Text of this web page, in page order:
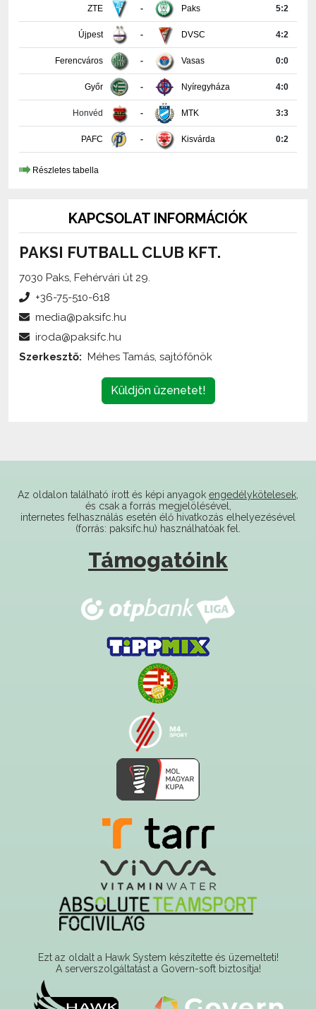
ZTE - Paks 5:2
Újpest - DVSC 4:2
Ferencváros - Vasas 0:0
Győr - Nyíregyháza 4:0
Honvéd - MTK 3:3
PAFC - Kisvárda 0:2
Részletes tabella
KAPCSOLAT INFORMÁCIÓK
PAKSI FUTBALL CLUB KFT.
7030 Paks, Fehérvári út 29.
+36-75-510-618
media@paksifc.hu
iroda@paksifc.hu
Szerkesztő: Méhes Tamás, sajtófőnök
Küldjön üzenetet!
Az oldalon található írott és képi anyagok engedélykötelesek
és csak a forrás megjelölésével,
internetes felhasználás esetén élő hivatkozás elhelyezésével
(forrás: paksifc.hu) használhatóak fel.
Támogatóink
Ezt az oldalt a Hawk System készítette és üzemelteti!
A serverszolgáltatást a Govern-soft biztosítja!